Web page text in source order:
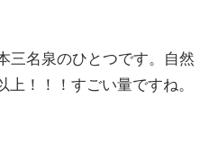
三名泉のひとつです。自然
！！！すごい量ですね。